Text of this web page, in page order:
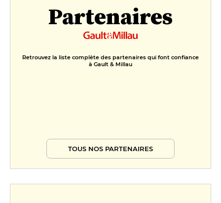
Partenaires
Retrouvez la liste complète des partenaires qui font confiance
à Gault & Millau
TOUS NOS PARTENAIRES